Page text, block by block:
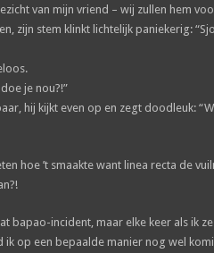
van mijn vriend – wij zullen hem
zijn stem klinkt lichtelijk paniekerig:
je nou?!”
hij kijkt even op en zegt doodleuk:
hoe ’t smaakte want linea recta de
bapao-incident, maar elke keer als ik
op een bepaalde manier nog wel